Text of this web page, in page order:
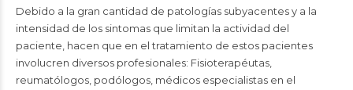
Debido a la gran cantidad de patologías subyacentes y a la
intensidad de los sintomas que limitan la actividad del
paciente, hacen que en el tratamiento de estos pacientes
involucren diversos profesionales: Fisioterapéutas,
reumatólogos, podólogos, médicos especialistas en el